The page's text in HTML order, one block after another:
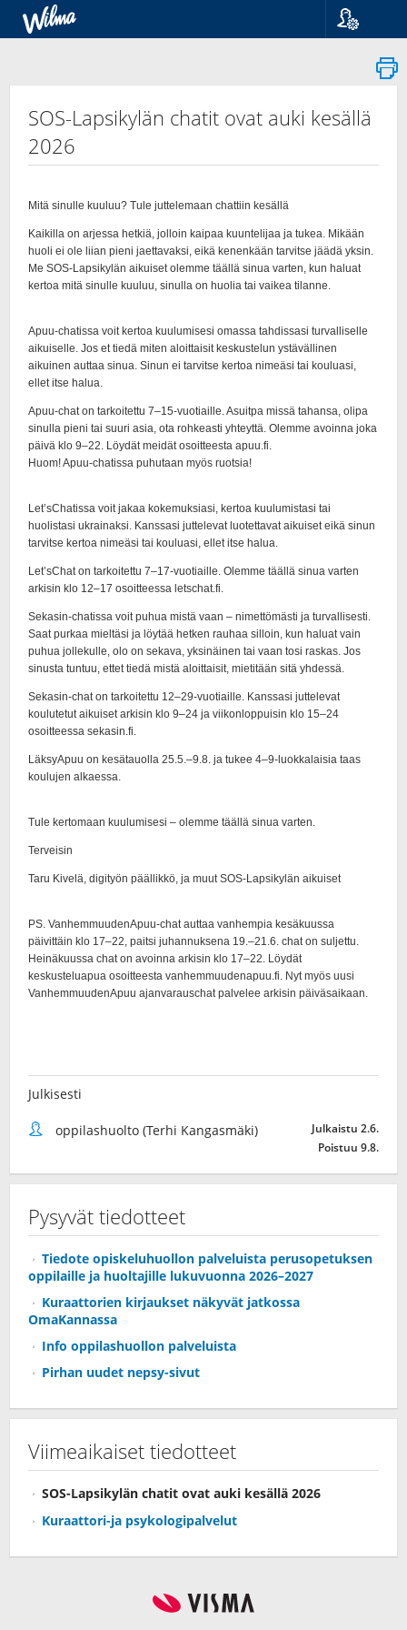
Suomi
Svenska
SOS-Lapsikylän chatit ovat auki kesällä
2026
Julkisesti
oppilashuolto (Terhi Kangasmäki)
Julkaistu 2.6.
Poistuu 9.8.
Pysyvät tiedotteet
Tiedote opiskeluhuollon palveluista perusopetuksen
oppilaille ja huoltajille lukuvuonna 2026–2027
Kuraattorien kirjaukset näkyvät jatkossa
OmaKannassa
Info oppilashuollon palveluista
Pirhan uudet nepsy-sivut
Viimeaikaiset tiedotteet
SOS-Lapsikylän chatit ovat auki kesällä 2026
Kuraattori-ja psykologipalvelut